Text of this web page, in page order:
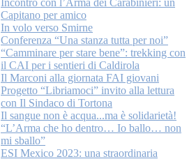
Incontro con l’Arma dei Carabinieri: un
Capitano per amico
In volo verso Smirne
Conferenza “Una stanza tutta per noi”
“Camminare per stare bene”: trekking con
il CAI per i sentieri di Caldirola
Il Marconi alla giornata FAI giovani
Progetto “Libriamoci” invito alla lettura
con Il Sindaco di Tortona
Il sangue non è acqua...ma è solidarietà!
“L’Arma che ho dentro… Io ballo… non
mi sballo”
ESI Mexico 2023: una straordinaria